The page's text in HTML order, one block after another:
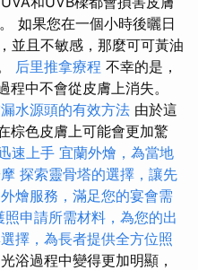
如果您在一個小時後曬日
並且不敏感，那麼可可黃油
后里推拿療程 不幸的是，
中不會從皮膚上消失。
水源頭的有效方法 由於這
棕色皮膚上可能會更加驚
速上手 宜蘭外燴，為當地
探索靈骨塔的選擇，讓先
燴服務，滿足您的宴會需
照申請所需材料，為您的出
擇，為長者提供全方位照
浴過程中變得更加明顯，